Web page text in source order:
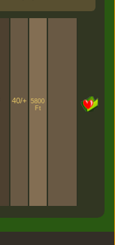
40/+
5800
Ft